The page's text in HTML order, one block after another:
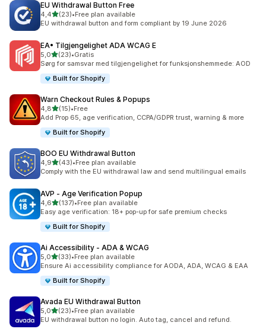
EU Withdrawal Button Free
4,4av 5 stjerner
(23)
Totalt 23 omtaler
•Free plan available
EU withdrawal button and form compliant by 19 June 2026
EA• Tilgjengelighet ADA WCAG E
5,0av 5 stjerner
(23)
Totalt 23 omtaler
•Gratis
Sørg for samsvar med tilgjengelighet for funksjonshemmede: AOD
Built for Shopify
Warn Checkout Rules & Popups
4,8av 5 stjerner
(15)
Totalt 15 omtaler
•Free
Add Prop 65, age verification, CCPA/GDPR trust, warning & more
Built for Shopify
BOO EU Withdrawal Button
4,9av 5 stjerner
(43)
Totalt 43 omtaler
•Free plan available
Comply with the EU withdrawal law and send multilingual emails
AVP ‑ Age Verification Popup
4,6av 5 stjerner
(137)
Totalt 137 omtaler
•Free plan available
Easy age verification: 18+ pop-up for safe premium checks
Built for Shopify
Ai Accessibility ‑ ADA & WCAG
5,0av 5 stjerner
(33)
Totalt 33 omtaler
•Free plan available
Ensure Ai accessibility compliance for AODA, ADA, WCAG & EAA
Built for Shopify
Avada EU Withdrawal Button
5,0av 5 stjerner
(23)
Totalt 23 omtaler
•Free plan available
EU withdrawal button no login. Auto tag, cancel and refund.